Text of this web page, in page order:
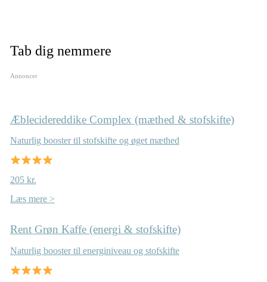
Tab dig nemmere
Annoncer
Æblecidereddike Complex (mæthed & stofskifte)
Naturlig booster til stofskifte og øget mæthed
205 kr.
Læs mere >
Rent Grøn Kaffe (energi & stofskifte)
Naturlig booster til energiniveau og stofskifte